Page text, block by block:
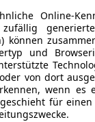
Online-
können
und
von dort
wenn es
für
weniger